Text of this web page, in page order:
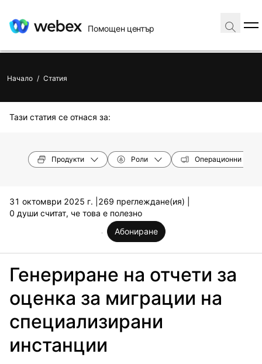
Помощен център
Начало / Статия
Тази статия се отнася за:
Продукти Роли Операционни
31 октомври 2025 г. | 269 преглеждане(ия) |
0 души считат, че това е полезно
Абониране
Генериране на отчети за
оценка за миграции на
специализирани
инстанции